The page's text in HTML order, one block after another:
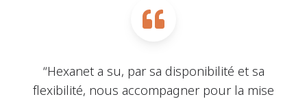
“Hexanet a su, par sa disponibilité et sa
flexibilité, nous accompagner pour la mise